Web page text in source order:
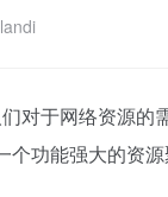
对于网络资源
功能强大的资